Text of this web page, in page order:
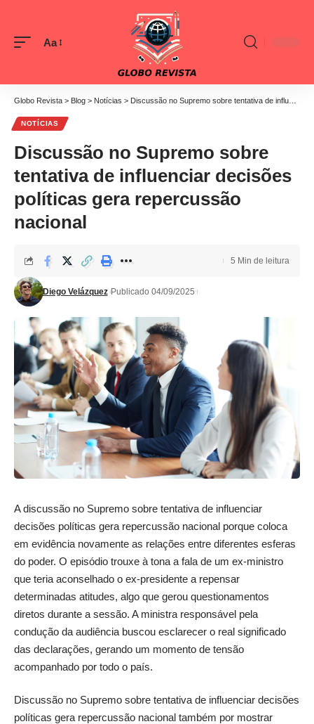
Aa
Globo Revista > Blog > Notícias > Discussão no Supremo sobre tentativa de influenciar decisões políticas gera repercussão nacional
NOTÍCIAS
Discussão no Supremo sobre
tentativa de influenciar decisões
políticas gera repercussão
nacional
Diego Velázquez Publicado 04/09/2025
5 Min de leitura
A discussão no Supremo sobre tentativa de influenciar
decisões políticas gera repercussão nacional porque coloca
em evidência novamente as relações entre diferentes esferas
do poder. O episódio trouxe à tona a fala de um ex-ministro
que teria aconselhado o ex-presidente a repensar
determinadas atitudes, algo que gerou questionamentos
diretos durante a sessão. A ministra responsável pela
condução da audiência buscou esclarecer o real significado
das declarações, gerando um momento de tensão
acompanhado por todo o país.
Discussão no Supremo sobre tentativa de influenciar decisões
políticas gera repercussão nacional também por mostrar